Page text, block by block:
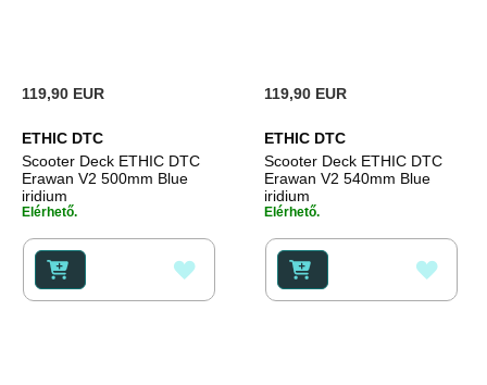
119,90 EUR
ETHIC DTC
Scooter Deck ETHIC DTC
Erawan V2 500mm Blue
iridium
Elérhető.
HOZZÁADÁS
A
119,90 EUR
ETHIC DTC
Scooter Deck ETHIC DTC
Erawan V2 540mm Blue
iridium
Elérhető.
A